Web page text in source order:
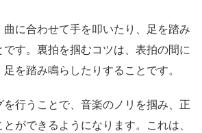
に合わせて手を叩いたり、足を踏み
す。裏拍を掴むコツは、表拍の間に
を踏み鳴らしたりすることです。
を行うことで、音楽のノリを掴み、正
ができるようになります。これは、